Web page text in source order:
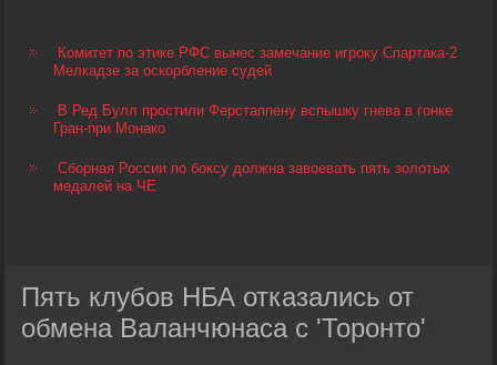
Комитет по этике РФС вынес замечание игроку Спартака-2
Мелкадзе за оскорбление судей
В Ред Булл простили Ферстаппену вспышку гнева в гонке
Гран-при Монако
Сборная России по боксу должна завоевать пять золотых
медалей на ЧЕ
Пять клубов НБА отказались от
обмена Валанчюнаса с 'Торонто'